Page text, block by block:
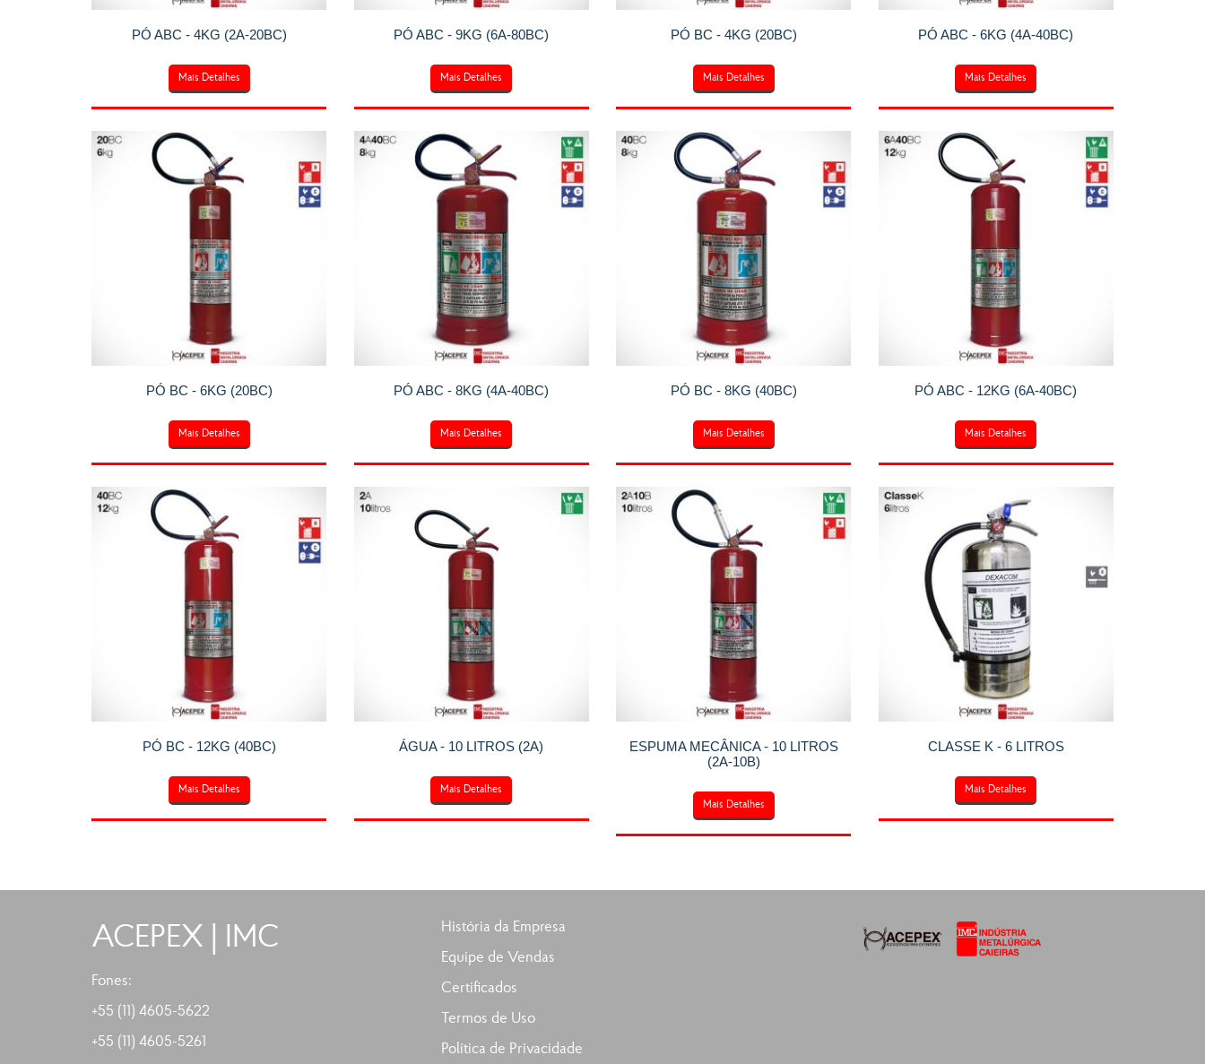
PÓ ABC - 4KG (2A-20BC)
Mais Detalhes
PÓ ABC - 9KG (6A-80BC)
Mais Detalhes
PÓ BC - 4KG (20BC)
Mais Detalhes
PÓ ABC - 6KG (4A-40BC)
Mais Detalhes
PÓ BC - 6KG (20BC)
Mais Detalhes
PÓ ABC - 8KG (4A-40BC)
Mais Detalhes
PÓ BC - 8KG (40BC)
Mais Detalhes
PÓ ABC - 12KG (6A-40BC)
Mais Detalhes
PÓ BC - 12KG (40BC)
Mais Detalhes
ÁGUA - 10 LITROS (2A)
Mais Detalhes
ESPUMA MECÂNICA - 10 LITROS
(2A-10B)
Mais Detalhes
CLASSE K - 6 LITROS
Mais Detalhes
ACEPEX | IMC
Fones:
+55 (11) 4605-5622
+55 (11) 4605-5261
História da Empresa
Equipe de Vendas
Certificados
Termos de Uso
Política de Privacidade